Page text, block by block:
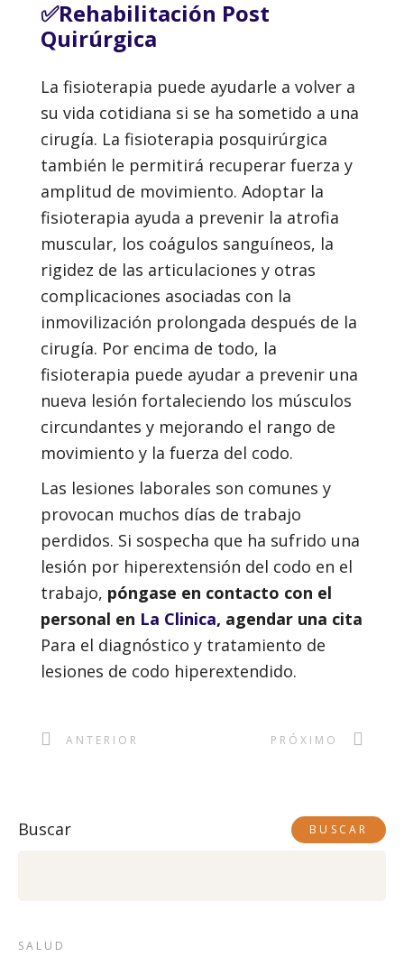
✅Rehabilitación Post
Quirúrgica
La fisioterapia puede ayudarle a volver a
su vida cotidiana si se ha sometido a una
cirugía. La fisioterapia posquirúrgica
también le permitirá recuperar fuerza y
amplitud de movimiento. Adoptar la
fisioterapia ayuda a prevenir la atrofia
muscular, los coágulos sanguíneos, la
rigidez de las articulaciones y otras
complicaciones asociadas con la
inmovilización prolongada después de la
cirugía. Por encima de todo, la
fisioterapia puede ayudar a prevenir una
nueva lesión fortaleciendo los músculos
circundantes y mejorando el rango de
movimiento y la fuerza del codo.
Las lesiones laborales son comunes y
provocan muchos días de trabajo
perdidos. Si sospecha que ha sufrido una
lesión por hiperextensión del codo en el
trabajo, póngase en contacto con el
personal en La Clinica, agendar una cita
Para el diagnóstico y tratamiento de
lesiones de codo hiperextendido.
ANTERIOR PRÓXIMO
Buscar BUSCAR
SALUD